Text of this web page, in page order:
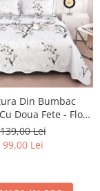
Din Bumbac
Doua Fete - Flori
Albe De Mar
139,00 Lei
99,00 Lei